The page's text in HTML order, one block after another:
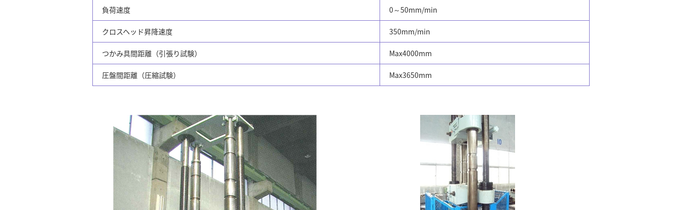
負荷速度 0～50mm/min
クロスヘッド昇降速度 350mm/min
つかみ具間距離（引張り試験） Max4000mm
圧盤間距離（圧縮試験） Max3650mm